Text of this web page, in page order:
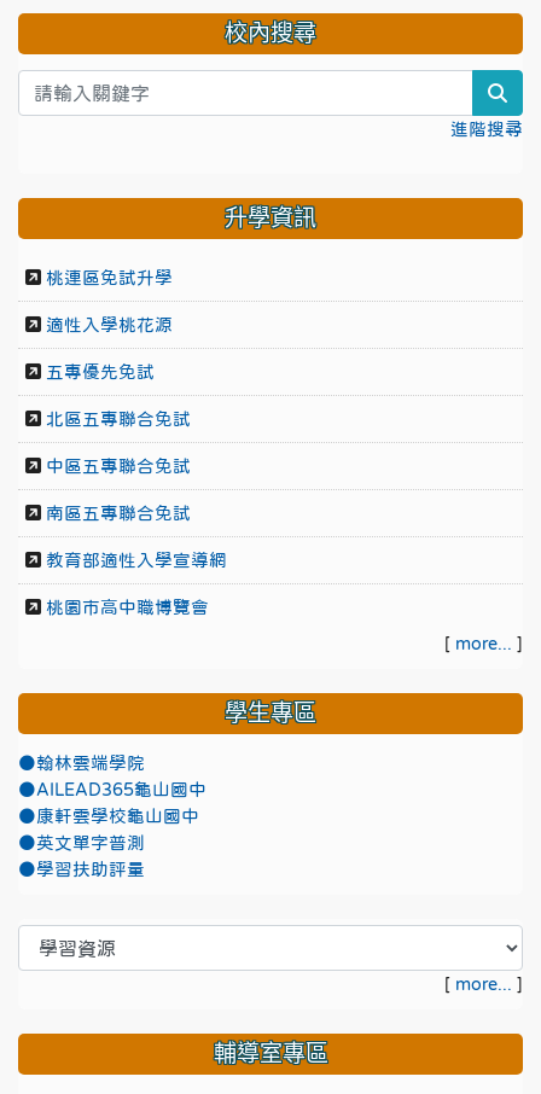
校內搜尋
進階搜尋
升學資訊
桃連區免試升學
適性入學桃花源
五專優先免試
北區五專聯合免試
中區五專聯合免試
南區五專聯合免試
教育部適性入學宣導網
桃園市高中職博覽會
[ more... ]
學生專區
●翰林雲端學院
●AILEAD365龜山國中
●康軒雲學校龜山國中
●英文單字普測
●學習扶助評量
[ more... ]
輔導室專區